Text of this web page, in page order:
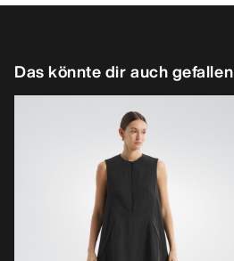
Das könnte dir auch gefallen